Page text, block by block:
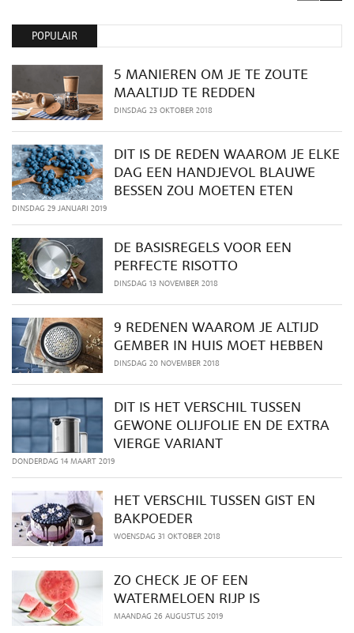
POPULAIR
5 MANIEREN OM JE TE ZOUTE
MAALTIJD TE REDDEN
DINSDAG 23 OKTOBER 2018
DIT IS DE REDEN WAAROM JE ELKE
DAG EEN HANDJEVOL BLAUWE
BESSEN ZOU MOETEN ETEN
DINSDAG 29 JANUARI 2019
DE BASISREGELS VOOR EEN
PERFECTE RISOTTO
DINSDAG 13 NOVEMBER 2018
9 REDENEN WAAROM JE ALTIJD
GEMBER IN HUIS MOET HEBBEN
DINSDAG 20 NOVEMBER 2018
DIT IS HET VERSCHIL TUSSEN
GEWONE OLIJFOLIE EN DE EXTRA
VIERGE VARIANT
DONDERDAG 14 MAART 2019
HET VERSCHIL TUSSEN GIST EN
BAKPOEDER
WOENSDAG 31 OKTOBER 2018
ZO CHECK JE OF EEN
WATERMELOEN RIJP IS
MAANDAG 26 AUGUSTUS 2019